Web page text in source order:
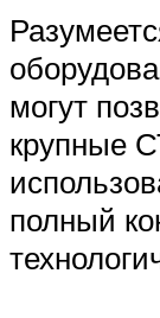
могут
крупные
полный